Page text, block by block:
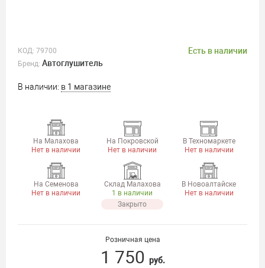
КОД: 79700 Есть в наличии
Бренд: Автоглушитель
В наличии: в 1 магазине
На Малахова
Нет в наличии
На Покровской
Нет в наличии
В Техномаркете
Нет в наличии
На Семенова
Нет в наличии
Склад Малахова
1 в наличии
Закрыто
В Новоалтайске
Нет в наличии
Розничная цена
1 750 руб.